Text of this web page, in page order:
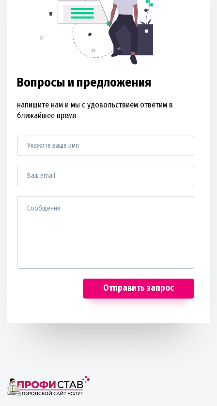
Вопросы и предложения
напишите нам и мы с удовольствием ответим в
ближайшее время
Отправить запрос